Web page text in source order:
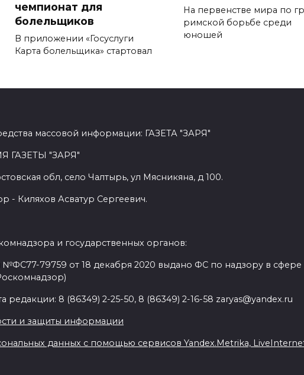
чемпионат для
болельщиков
В приложении «Госуслуги
Карта болельщика» стартовал
На первенстве мира по
римской борьбе среди
юношей
массовой информации: ГАЗЕТА "ЗАРЯ"
ГАЗЕТЫ "ЗАРЯ"
обл, село Чалтырь, ул Мясникяна, д 100.
- Киляхов Асватур Сергеевич.
и государственных органов:
79759 от 18 декабря 2020 выдано ФС по надзору в
редакции: 8 (86349) 2-25-50, 8 (86349) 2-16-58 zaryas@yandex.ru
и защиты информации
данных с помощью сервисов Yandex.Metrika,